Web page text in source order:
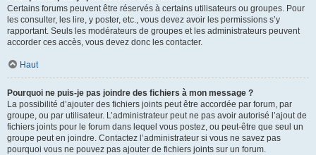
Certains forums peuvent être réservés à certains utilisateurs ou groupes. Pour
les consulter, les lire, y poster, etc., vous devez avoir les permissions s’y
rapportant. Seuls les modérateurs de groupes et les administrateurs peuvent
accorder ces accès, vous devez donc les contacter.
Haut
Pourquoi ne puis-je pas joindre des fichiers à mon message ?
La possibilité d’ajouter des fichiers joints peut être accordée par forum, par
groupe, ou par utilisateur. L’administrateur peut ne pas avoir autorisé l’ajout de
fichiers joints pour le forum dans lequel vous postez, ou peut-être que seul un
groupe peut en joindre. Contactez l’administrateur si vous ne savez pas
pourquoi vous ne pouvez pas ajouter de fichiers joints sur un forum.